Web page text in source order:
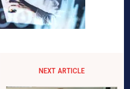
NEXT ARTICLE